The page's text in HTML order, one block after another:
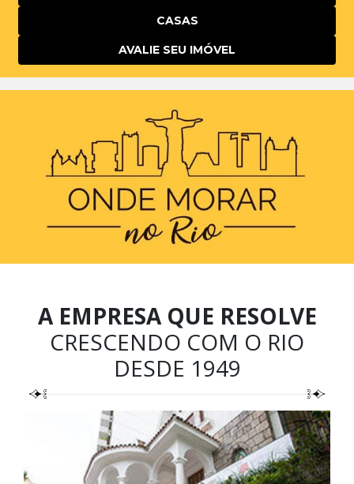
CASAS
AVALIE SEU IMÓVEL
A EMPRESA QUE RESOLVE
CRESCENDO COM O RIO
DESDE 1949